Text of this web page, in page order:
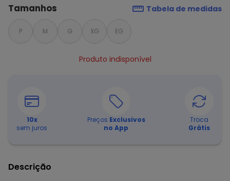
Tamanhos Tabela de medidas
P M G XG EG
Produto indisponível
10x
sem juros
Preços Exclusivos
no App
Troca
Grátis
Descrição